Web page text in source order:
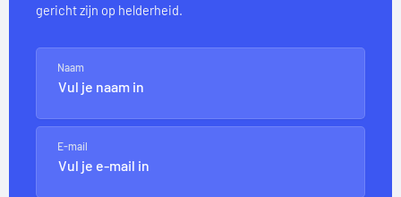
gericht zijn op helderheid.
Naam
E-mail